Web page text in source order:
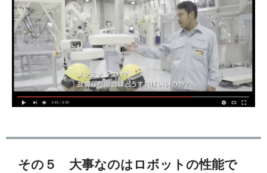
その５ 大事なのはロボットの性能で